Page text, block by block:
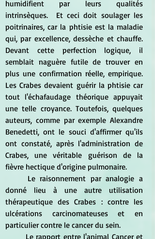
humidifient par leurs qualités
intrinsèques.  Et ceci doit soulager les
poitrinaires, car la phtisie est la maladie
qui, par excellence, dessèche et chauffe.
Devant cette perfection logique, il
semblait naguère futile de trouver en
plus une confirmation réelle, empirique.
Les Crabes devaient guérir la phtisie car
tout l'échafaudage théorique appuyait
une telle croyance. Toutefois, quelques
auteurs, comme par exemple Alexandre
Benedetti, ont le souci d'affirmer qu'ils
ont constaté, après l'administration de
Crabes, une véritable guérison de la
fièvre hectique d'origine pulmonaire.
donné lieu à une autre utilisation
thérapeutique des Crabes : contre les
ulcérations carcinomateuses et en
particulier contre le cancer du sein.